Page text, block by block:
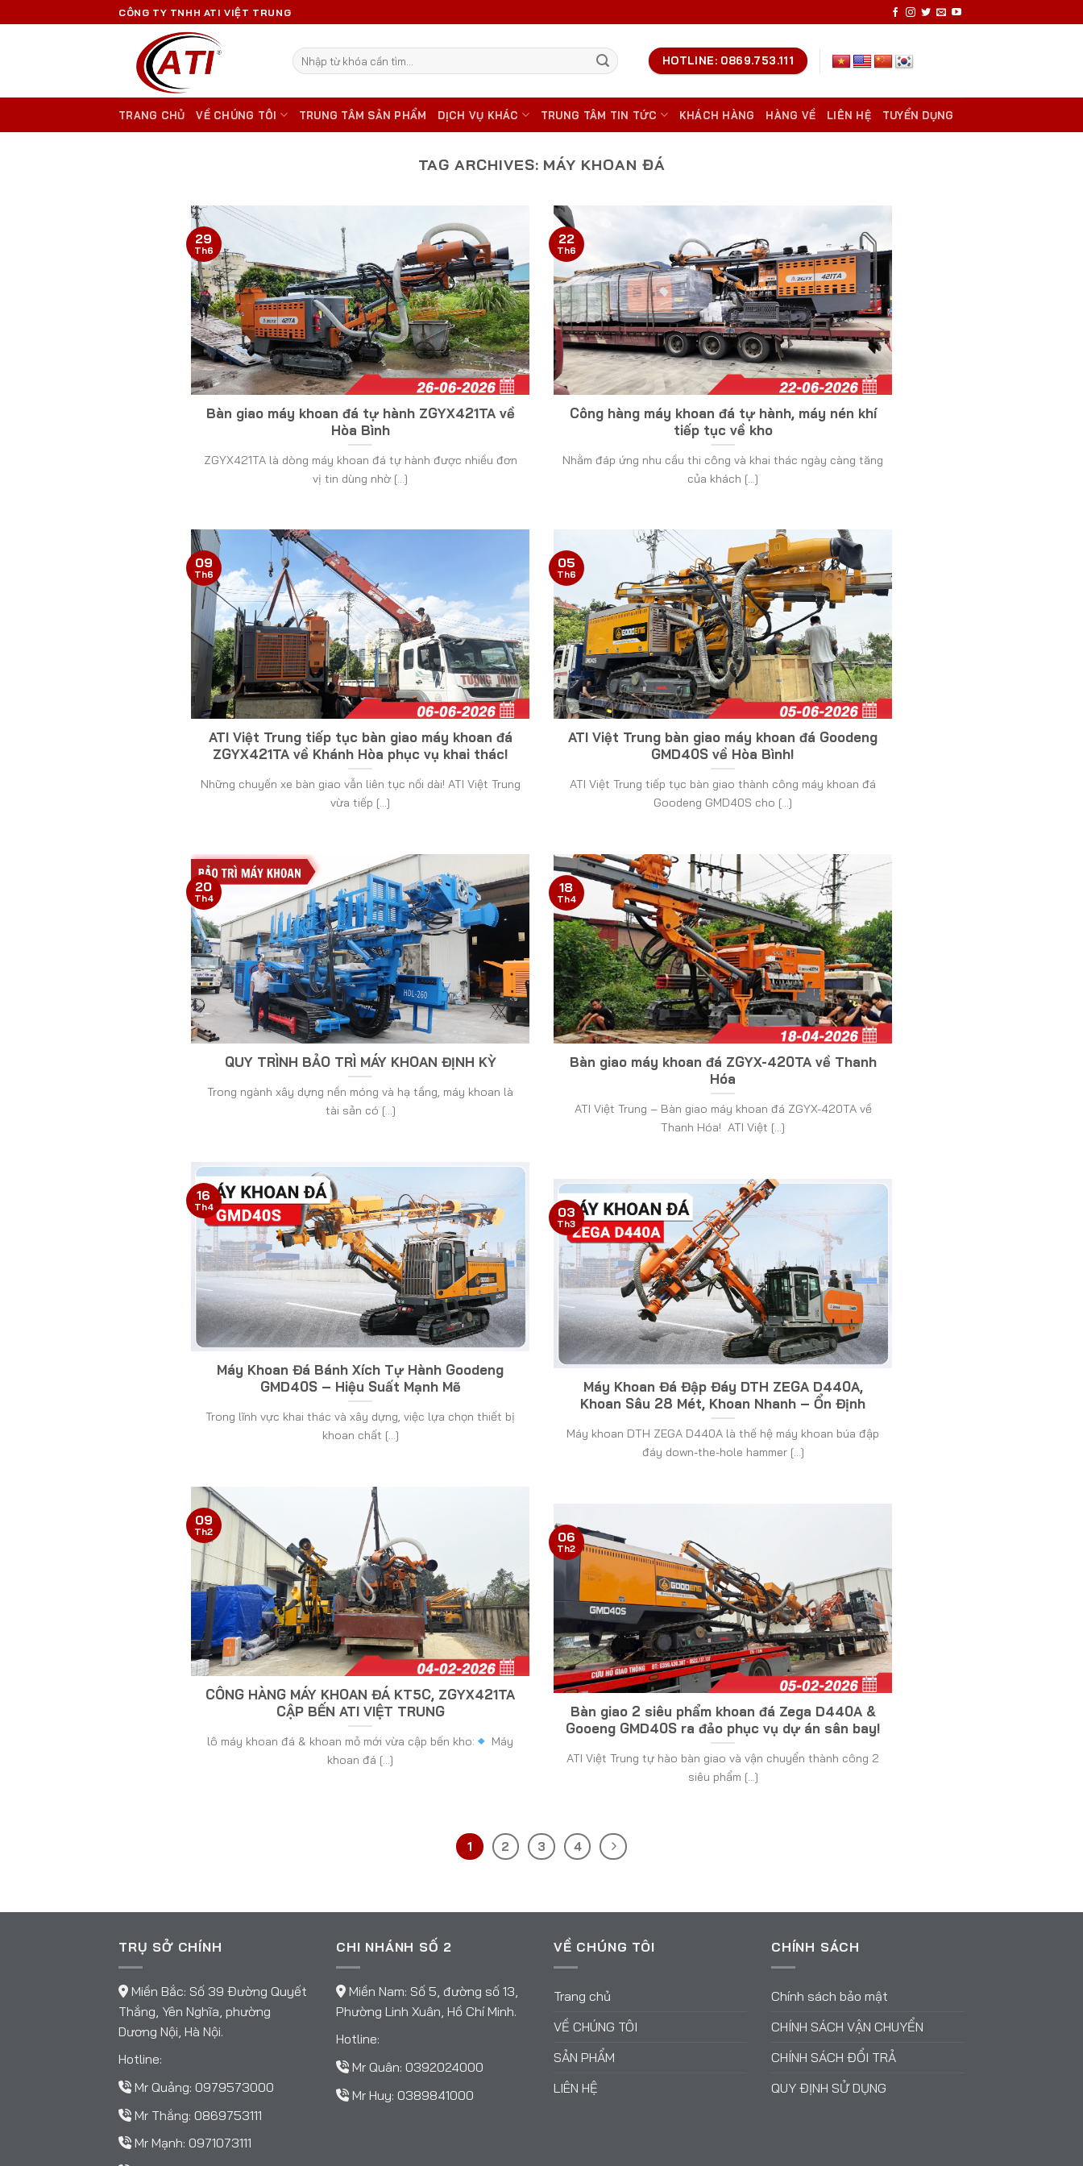
to
CÔNG TY TNHH ATI VIỆT TRUNG
Tìm
kiếm:
HOTLINE: 0869.753.111
TRANG CHỦ VỀ CHÚNG TÔI TRUNG TÂM SẢN PHẨM DỊCH VỤ KHÁC TRUNG TÂM TIN TỨC KHÁCH HÀNG HÀNG VỀ LIÊN HỆ TUYỂN DỤNG
TAG ARCHIVES: MÁY KHOAN ĐÁ
Bàn giao máy khoan đá tự hành ZGYX421TA về
Hòa Bình
ZGYX421TA là dòng máy khoan đá tự hành được nhiều đơn
vị tin dùng nhờ [...]
29
Th6
Công hàng máy khoan đá tự hành, máy nén khí
tiếp tục về kho
Nhằm đáp ứng nhu cầu thi công và khai thác ngày càng tăng
của khách [...]
22
Th6
ATI Việt Trung tiếp tục bàn giao máy khoan đá
ZGYX421TA về Khánh Hòa phục vụ khai thác!
Những chuyến xe bàn giao vẫn liên tục nối dài! ATI Việt Trung
vừa tiếp [...]
09
Th6
ATI Việt Trung bàn giao máy khoan đá Goodeng
GMD40S về Hòa Bình!
ATI Việt Trung tiếp tục bàn giao thành công máy khoan đá
Goodeng GMD40S cho [...]
05
Th6
QUY TRÌNH BẢO TRÌ MÁY KHOAN ĐỊNH KỲ
Trong ngành xây dựng nền móng và hạ tầng, máy khoan là
tài sản có [...]
20
Th4
Bàn giao máy khoan đá ZGYX-420TA về Thanh
Hóa
ATI Việt Trung – Bàn giao máy khoan đá ZGYX-420TA về
Thanh Hóa! ATI Việt [...]
18
Th4
Máy Khoan Đá Bánh Xích Tự Hành Goodeng
GMD40S – Hiệu Suất Mạnh Mẽ
Trong lĩnh vực khai thác và xây dựng, việc lựa chọn thiết bị
khoan chất [...]
16
Th4
Máy Khoan Đá Đập Đáy DTH ZEGA D440A,
Khoan Sâu 28 Mét, Khoan Nhanh – Ổn Định
Máy khoan DTH ZEGA D440A là thế hệ máy khoan búa đập
đáy down-the-hole hammer [...]
03
Th3
CÔNG HÀNG MÁY KHOAN ĐÁ KT5C, ZGYX421TA
CẬP BẾN ATI VIỆT TRUNG
lô máy khoan đá & khoan mỏ mới vừa cập bến kho:
Máy
khoan đá [...]
09
Th2
Bàn giao 2 siêu phẩm khoan đá Zega D440A &
Gooeng GMD40S ra đảo phục vụ dự án sân bay!
ATI Việt Trung tự hào bàn giao và vận chuyển thành công 2
siêu phẩm [...]
06
Th2
1 2 3 4
TRỤ SỞ CHÍNH
Miền Bắc: Số 39 Đường Quyết
Thắng, Yên Nghĩa, phường
Dương Nội, Hà Nội.
Hotline:
Mr Quảng: 0979573000
Mr Thắng: 0869753111
Mr Mạnh: 0971073111
CHI NHÁNH SỐ 2
Miền Nam: Số 5, đường số 13,
Phường Linh Xuân, Hồ Chí Minh.
Hotline:
Mr Quân: 0392024000
Mr Huy: 0389841000
VỀ CHÚNG TÔI
Trang chủ
VỀ CHÚNG TÔI
SẢN PHẨM
LIÊN HỆ
CHÍNH SÁCH
Chính sách bảo mật
CHÍNH SÁCH VẬN CHUYỂN
CHÍNH SÁCH ĐỔI TRẢ
QUY ĐỊNH SỬ DỤNG